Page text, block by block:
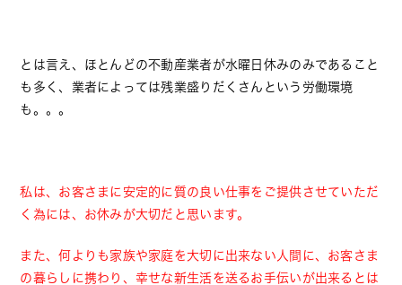
とは言え、ほとんどの不動産業者が水曜日休みのみであること
も多く、業者によっては残業盛りだくさんという労働環境
も。。。
私は、お客さまに安定的に質の良い仕事をご提供させていただ
く為には、お休みが大切だと思います。
また、何よりも家族や家庭を大切に出来ない人間に、お客さま
の暮らしに携わり、幸せな新生活を送るお手伝いが出来るとは